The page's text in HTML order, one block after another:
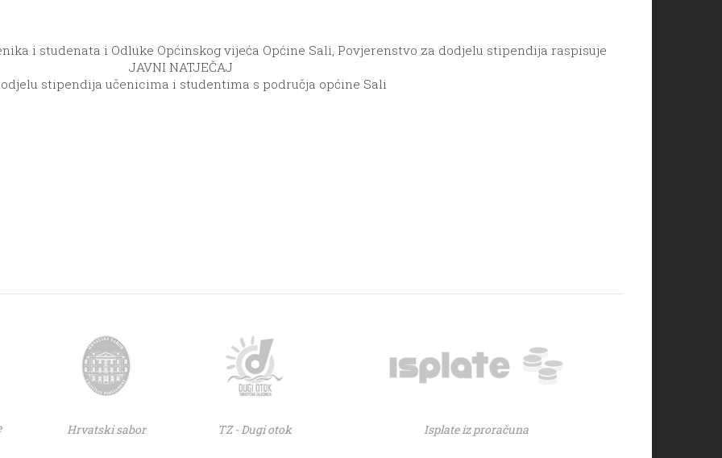
i studenata i Odluke Općinskog vijeća Općine Sali, Povjerenstvo za dodjelu stipendija raspisuje
JAVNI NATJEČAJ
stipendija učenicima i studentima s područja općine Sali
Hrvatski sabor TZ - Dugi otok Isplate iz proračuna